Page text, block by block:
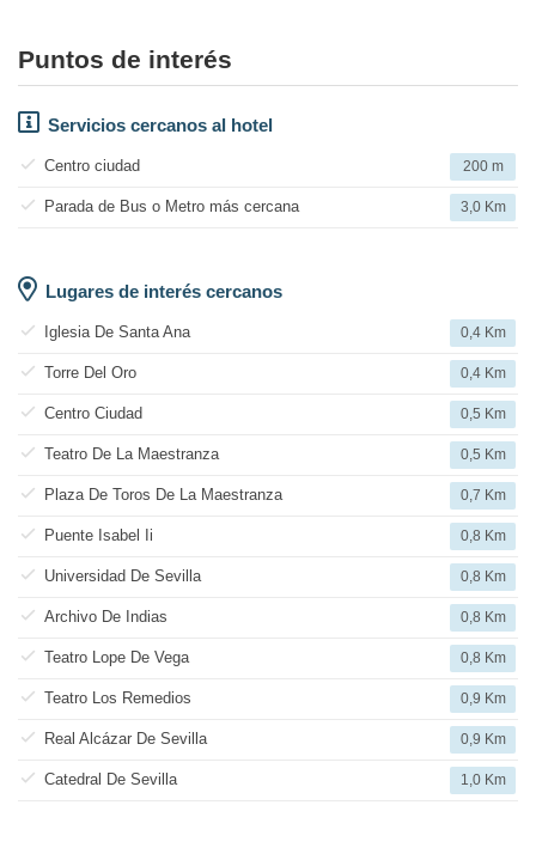
Puntos de interés
Servicios cercanos al hotel
Centro ciudad 200 m
Parada de Bus o Metro más cercana 3,0 Km
Lugares de interés cercanos
Iglesia De Santa Ana 0,4 Km
Torre Del Oro 0,4 Km
Centro Ciudad 0,5 Km
Teatro De La Maestranza 0,5 Km
Plaza De Toros De La Maestranza 0,7 Km
Puente Isabel Ii 0,8 Km
Universidad De Sevilla 0,8 Km
Archivo De Indias 0,8 Km
Teatro Lope De Vega 0,8 Km
Teatro Los Remedios 0,9 Km
Real Alcázar De Sevilla 0,9 Km
Catedral De Sevilla 1,0 Km